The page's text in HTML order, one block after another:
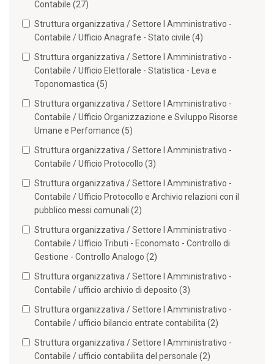
Contabile (27)
Struttura organizzativa / Settore I Amministrativo -
Contabile / Ufficio Anagrafe - Stato civile (4)
Struttura organizzativa / Settore I Amministrativo -
Contabile / Ufficio Elettorale - Statistica - Leva e
Toponomastica (5)
Struttura organizzativa / Settore I Amministrativo -
Contabile / Ufficio Organizzazione e Sviluppo Risorse
Umane e Perfomance (5)
Struttura organizzativa / Settore I Amministrativo -
Contabile / Ufficio Protocollo (3)
Struttura organizzativa / Settore I Amministrativo -
Contabile / Ufficio Protocollo e Archivio relazioni con il
pubblico messi comunali (2)
Struttura organizzativa / Settore I Amministrativo -
Contabile / Ufficio Tributi - Economato - Controllo di
Gestione - Controllo Analogo (2)
Struttura organizzativa / Settore I Amministrativo -
Contabile / ufficio archivio di deposito (3)
Struttura organizzativa / Settore I Amministrativo -
Contabile / ufficio bilancio entrate contabilita (2)
Struttura organizzativa / Settore I Amministrativo -
Contabile / ufficio contabilita del personale (2)